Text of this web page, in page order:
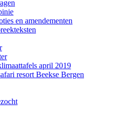
en amendementen
april 2019
resort Beekse Bergen